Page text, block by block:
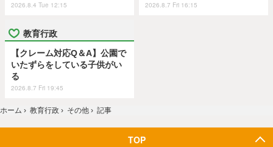
2026.8.4 Tue 12:15 2026.8.7 Fri 16:15
教育行政
【クレーム対応Q＆A】公園で
いたずらをしている子供がい
る
2026.8.7 Fri 19:45
ホーム › 教育行政 › その他 › 記事
TOP